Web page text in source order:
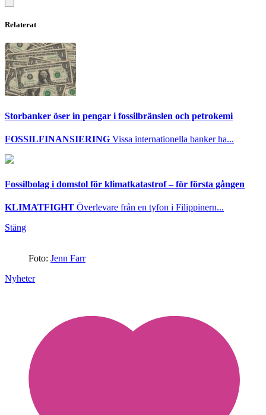
Relaterat
Storbanker öser in pengar i fossilbränslen och petrokemi
FOSSILFINANSIERING Vissa internationella banker ha...
Fossilbolag i domstol för klimatkatastrof – för första gången
KLIMATFIGHT Överlevare från en tyfon i Filippinern...
Stäng
Foto: Jenn Farr
Nyheter